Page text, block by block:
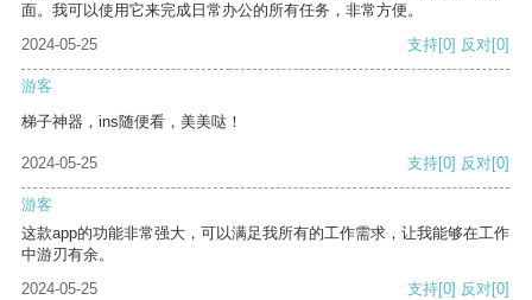
面。我可以使用它来完成日常办公的所有任务，非常方便。
2024-05-25
支持[0] 反对[0]
游客
梯子神器，ins随便看，美美哒！
2024-05-25 支持[0] 反对[0]
游客
这款app的功能非常强大，可以满足我所有的工作需求，让我能够在工作
中游刃有余。
2024-05-25
支持[0] 反对[0]